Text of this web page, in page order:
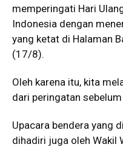
memperingati Hari
Indonesia dengan
yang ketat di Halaman
(17/8).
Oleh karena itu, kita
dari peringatan
Upacara bendera yang
dihadiri juga oleh Wakil